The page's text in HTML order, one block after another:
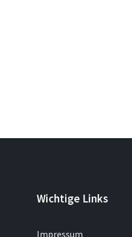
Wichtige Links
Impressum